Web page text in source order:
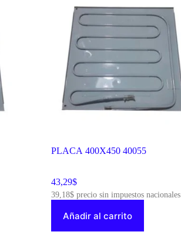
PLACA 400X450 40055
43,29$
39,18$precio sin impuestos nacionales
Añadir al carrito